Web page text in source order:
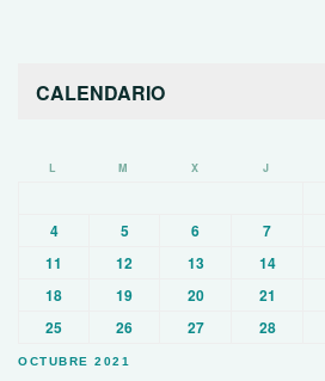
CALENDARIO
OCTUBRE 2021
L M X J
4 5 6 7
11 12 13 14
18 19 20 21
25 26 27 28